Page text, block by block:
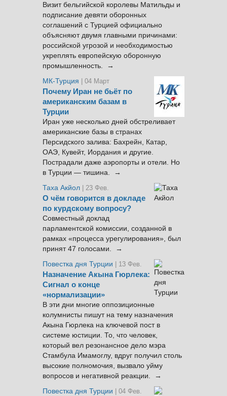
Визит бельгийской королевы Матильды и
подписание девяти оборонных
соглашений с Турцией официально
объясняют двумя главными причинами:
российской угрозой и необходимостью
укреплять европейскую оборонную
промышленность. →
МК-Турция
| 04 Март
Почему Иран не бьёт по
американским базам в
Турции
Иран уже несколько дней обстреливает
американские базы в странах
Персидского залива: Бахрейн, Катар,
ОАЭ, Кувейт, Иордания и другие.
Пострадали даже аэропорты и отели. Но
в Турции — тишина. →
Таха Акйол | 23 Фев.
О чём говорится в докладе
по курдскому вопросу?
Совместный доклад
парламентской комиссии, созданной в
рамках «процесса урегулирования», был
принят 47 голосами. →
Повестка дня Турции
| 13 Фев.
Назначение Акына Гюрлека:
Сигнал о конце
«нормализации»
В эти дни многие оппозиционные
колумнисты пишут на тему назначения
Акына Гюрлека на ключевой пост в
системе юстиции. То, что человек,
который вел резонансное дело мэра
Стамбула Имамоглу, вдруг получил столь
высокие полномочия, вызвало уйму
вопросов и негативной реакции. →
Повестка дня Турции
| 04 Фев.